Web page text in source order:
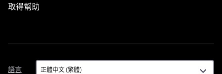
取得幫助
語言
語